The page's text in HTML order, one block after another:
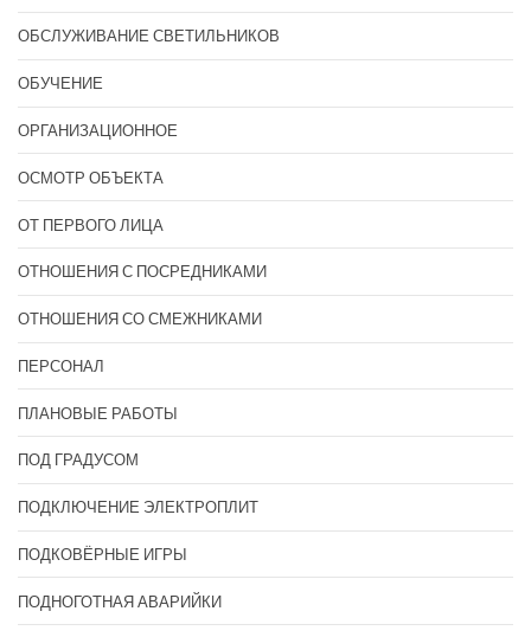
ОБСЛУЖИВАНИЕ СВЕТИЛЬНИКОВ
ОБУЧЕНИЕ
ОРГАНИЗАЦИОННОЕ
ОСМОТР ОБЪЕКТА
ОТ ПЕРВОГО ЛИЦА
ОТНОШЕНИЯ С ПОСРЕДНИКАМИ
ОТНОШЕНИЯ СО СМЕЖНИКАМИ
ПЕРСОНАЛ
ПЛАНОВЫЕ РАБОТЫ
ПОД ГРАДУСОМ
ПОДКЛЮЧЕНИЕ ЭЛЕКТРОПЛИТ
ПОДКОВЁРНЫЕ ИГРЫ
ПОДНОГОТНАЯ АВАРИЙКИ